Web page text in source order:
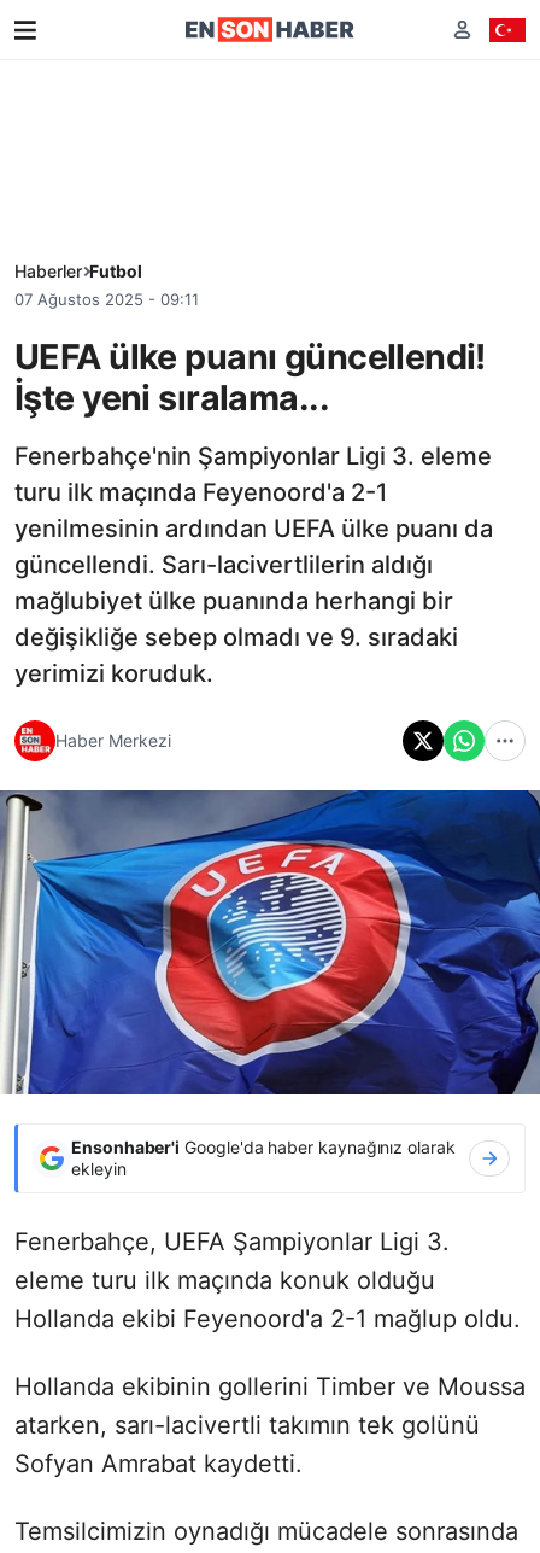
Haberler Futbol
07 Ağustos 2025 - 09:11
UEFA ülke puanı güncellendi!
İşte yeni sıralama...
Fenerbahçe'nin Şampiyonlar Ligi 3. eleme
turu ilk maçında Feyenoord'a 2-1
yenilmesinin ardından UEFA ülke puanı da
güncellendi. Sarı-lacivertlilerin aldığı
mağlubiyet ülke puanında herhangi bir
değişikliğe sebep olmadı ve 9. sıradaki
yerimizi koruduk.
Haber Merkezi
Ensonhaber'i Google'da haber kaynağınız olarak
ekleyin
Fenerbahçe, UEFA Şampiyonlar Ligi 3.
eleme turu ilk maçında konuk olduğu
Hollanda ekibi Feyenoord'a 2-1 mağlup oldu.
Hollanda ekibinin gollerini Timber ve Moussa
atarken, sarı-lacivertli takımın tek golünü
Sofyan Amrabat kaydetti.
Temsilcimizin oynadığı mücadele sonrasında